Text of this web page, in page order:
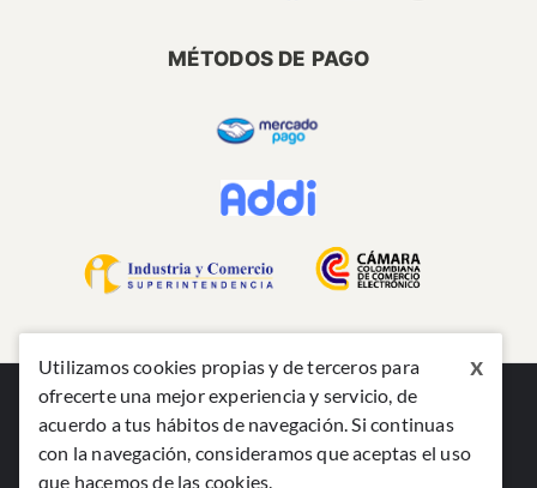
x
Utilizamos cookies propias y de terceros para
ofrecerte una mejor experiencia y servicio, de
acuerdo a tus hábitos de navegación. Si continuas
con la navegación, consideramos que aceptas el uso
que hacemos de las cookies.
MÉTODOS DE PAGO